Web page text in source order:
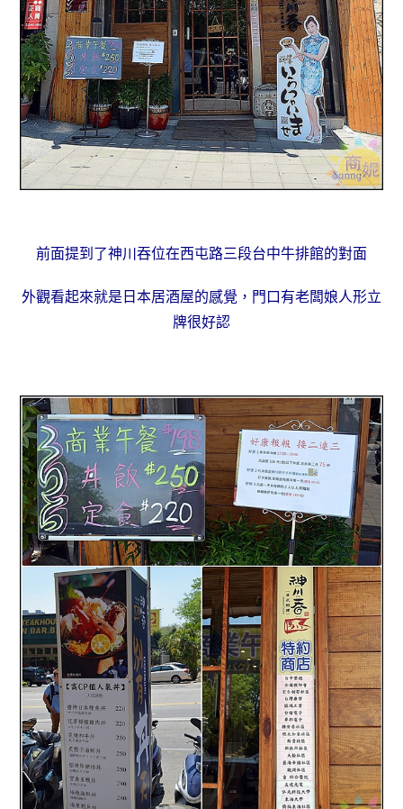
前面提到了神川吞位在西屯路三段台中牛排館的對面
外觀看起來就是日本居酒屋的感覺，門口有老闆娘人形立
牌很好認